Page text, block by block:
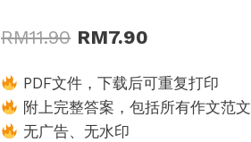
RM11.90 Original
was:
RM11.90.
RM7.90
is:
PDF文件，下载后可重复打印
附上完整答案，包括所有作文范文
无广告、无水印